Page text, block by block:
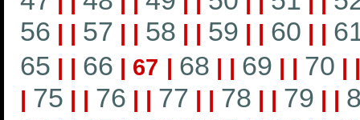
56 | | 57 | | 58 | | 59 | | 60 | |
65 | | 66 | 67 | 68 | | 69 | | 70 |
| 75 | | 76 | | 77 | | 78 | | 79 | |